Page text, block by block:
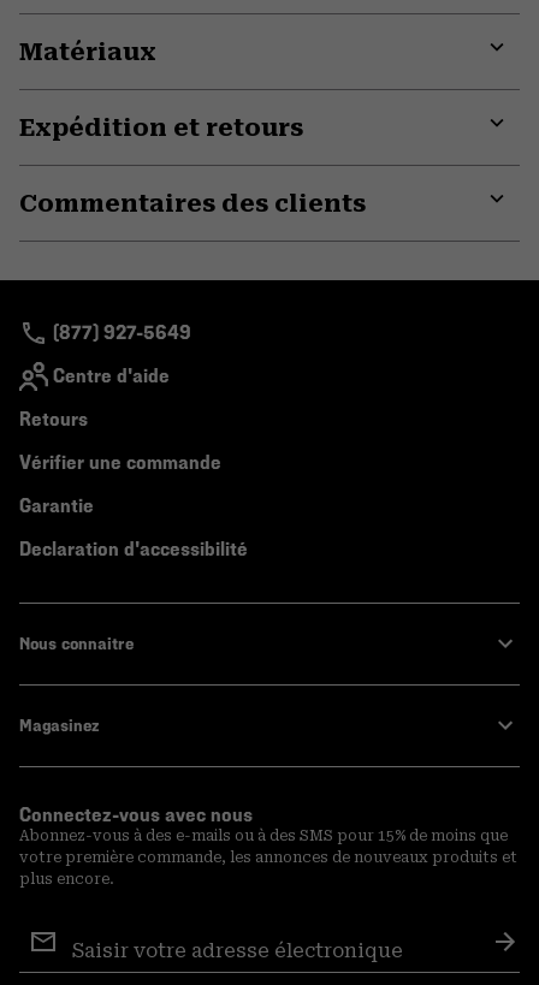
Matériaux
Expédition et retours
Commentaires des clients
(877) 927-5649
Centre d'aide
Retours
Vérifier une commande
Garantie
Declaration d'accessibilité
Nous connaitre
Magasinez
Connectez-vous avec nous
Abonnez-vous à des e-mails ou à des SMS pour 15% de moins que
votre première commande, les annonces de nouveaux produits et
plus encore.
aux
courriels